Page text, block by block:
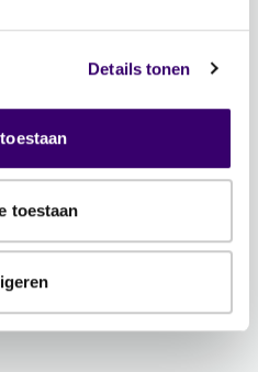
Details tonen
toestaan
een goed leven!